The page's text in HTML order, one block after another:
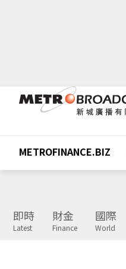
METROFINANCE.BIZ
即時
Latest
財金
Finance
國際
World